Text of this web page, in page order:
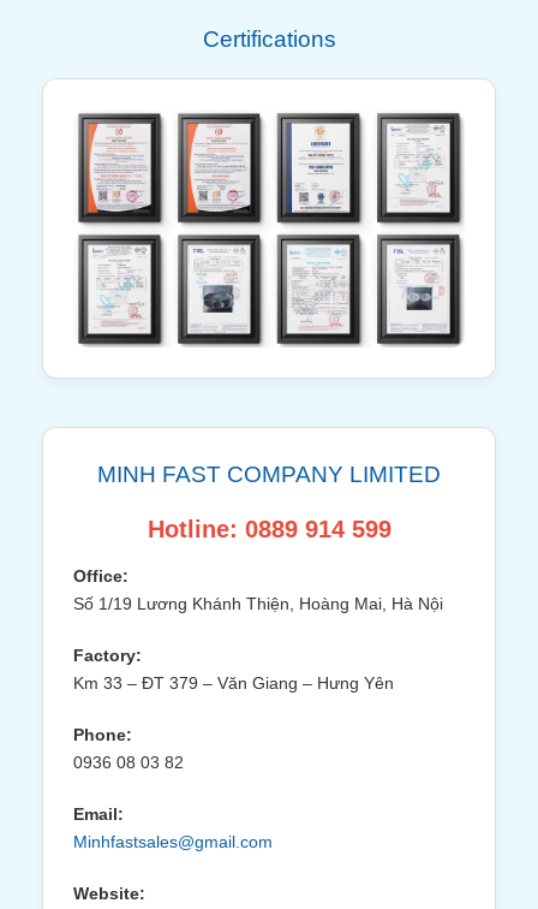
Certifications
MINH FAST COMPANY LIMITED
Hotline: 0889 914 599
Office:
Số 1/19 Lương Khánh Thiện, Hoàng Mai, Hà Nội
Factory:
Km 33 – ĐT 379 – Văn Giang – Hưng Yên
Phone:
0936 08 03 82
Email:
Minhfastsales@gmail.com
Website: